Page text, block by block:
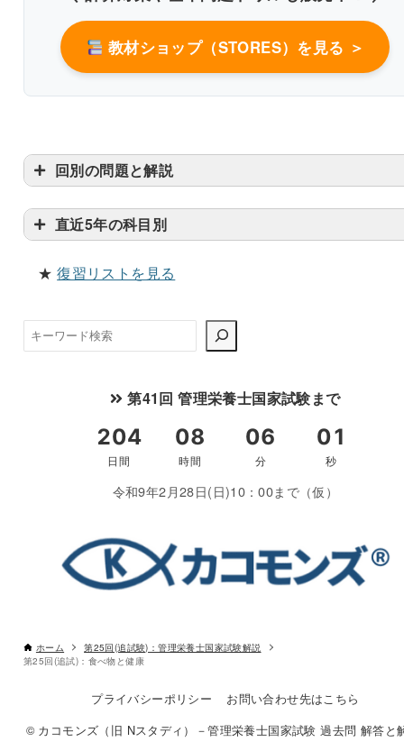
教材ショップ（STORES）を見る ＞
回別の問題と解説
直近5年の科目別
★復習リストを見る
検
索
第41回 管理栄養士国家試験まで
令和9年2月28日(日)10：00まで（仮）
ホーム
第25回(追試験)：管理栄養士国家試験解説
第25回(追試)：食べ物と健康
プライバシーポリシー
お問い合わせ先はこちら
© カコモンズ（旧 Nスタディ）－管理栄養士国家試験 過去問 解答と